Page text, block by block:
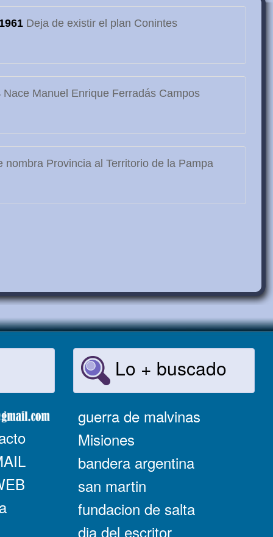
1961Deja de existir el plan Conintes
Nace Manuel Enrique Ferradás Campos
nombra Provincia al Territorio de la Pampa
Lo + buscado
guerra de malvinas
Misiones
bandera argentina
san martin
fundacion de salta
dia del escritor